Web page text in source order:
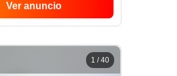
Ver anuncio
1 /40